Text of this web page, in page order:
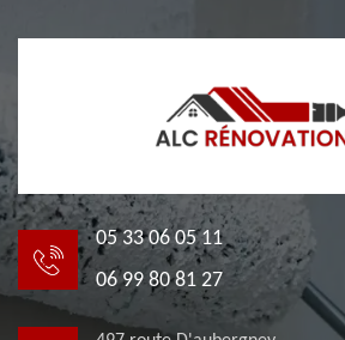
05 33 06 05 11
06 99 80 81 27